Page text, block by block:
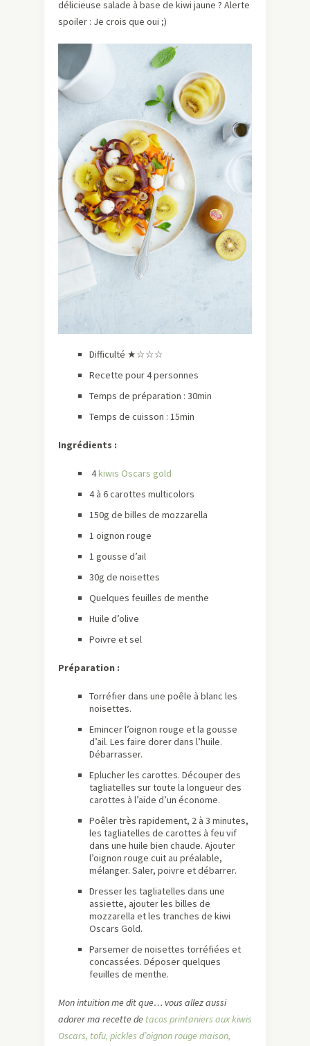
délicieuse salade à base de kiwi jaune ? Alerte
spoiler : Je crois que oui ;)
Difficulté ★☆☆☆
Recette pour 4 personnes
Temps de préparation : 30min
Temps de cuisson : 15min
Ingrédients :
4kiwis Oscars gold
4 à 6 carottes multicolors
150g de billes de mozzarella
1 oignon rouge
1 gousse d’ail
30g de noisettes
Quelques feuilles de menthe
Huile d’olive
Poivre et sel
Préparation :
Torréfier dans une poêle à blanc les
noisettes.
Emincer l’oignon rouge et la gousse
d’ail. Les faire dorer dans l’huile.
Débarrasser.
Eplucher les carottes. Découper des
tagliatelles sur toute la longueur des
carottes à l’aide d’un économe.
Poêler très rapidement, 2 à 3 minutes,
les tagliatelles de carottes à feu vif
dans une huile bien chaude. Ajouter
l’oignon rouge cuit au préalable,
mélanger. Saler, poivre et débarrer.
Dresser les tagliatelles dans une
assiette, ajouter les billes de
mozzarella et les tranches de kiwi
Oscars Gold.
Parsemer de noisettes torréfiées et
concassées. Déposer quelques
feuilles de menthe.
Mon intuition me dit que… vous allez aussi
adorer ma recette de tacos printaniers aux kiwis
Oscars, tofu, pickles d’oignon rouge maison,